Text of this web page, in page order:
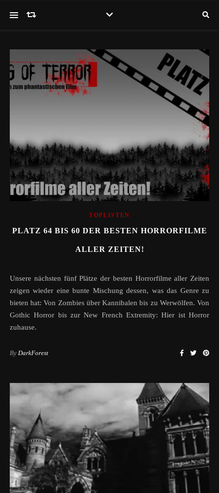
TOPLISTEN
PLATZ 64 BIS 60 DER BESTEN HORRORFILME
ALLER ZEITEN!
Unsere nächsten fünf Plätze der besten Horrorfilme aller Zeiten
zeigen wieder eine bunte Mischung dessen, was das Genre zu
bieten hat: Von Zombies über Kannibalen bis zu Werwölfen. Von
Gothic Horror bis zur New French Extremity: Hier ist Horror
zuhause.
By DarkForest